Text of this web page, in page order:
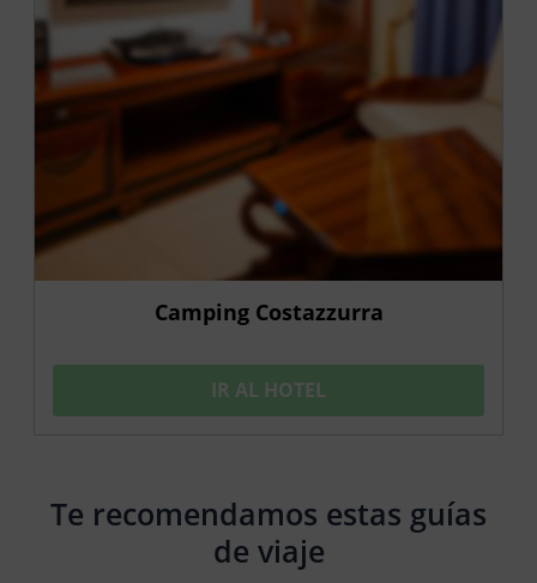
Camping Costazzurra
IR AL HOTEL
Te recomendamos estas guías
de viaje